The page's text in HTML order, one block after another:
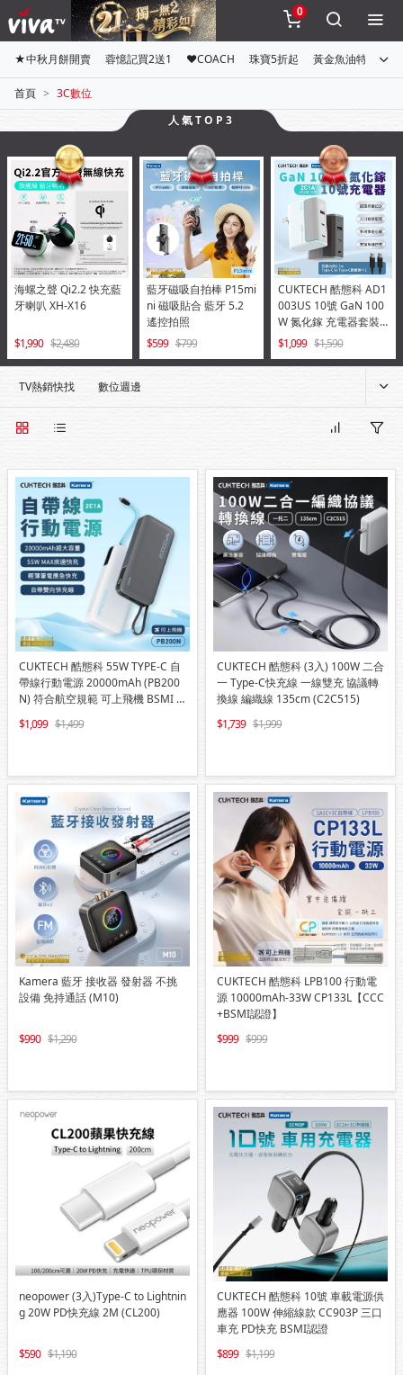
0
★中秋月餅開賣 蓉憶記買2送1 ♥COACH 珠寶5折起 黃金魚油特惠組
首頁
3C數位
人氣TOP3
海螺之聲 Qi2.2 快充藍
牙喇叭 XH-X16
1,990 2,480
藍牙磁吸自拍棒 P15mi
ni 磁吸貼合 藍牙 5.2
遙控拍照
599
799
CUKTECH 酷態科 AD1
003US 10號 GaN 100
W 氮化鎵 充電器套裝 -
銀白
1,099 1,590
TV熱銷快找 數位週邊
CUKTECH 酷態科 55W TYPE-C 自
帶線行動電源 20000mAh (PB200
N) 符合航空規範 可上飛機 BSMI C
1,099 1,499
CUKTECH 酷態科 (3入) 100W 二合
一 Type-C快充線 一線雙充 協議轉
換線 編織線 135cm (C2C515)
1,739
1,999
Kamera 藍牙 接收器 發射器 不挑
設備 免持通話 (M10)
990 1,290
CUKTECH 酷態科 LPB100 行動電
源 10000mAh-33W CP133L【CCC
+BSMI認證】
999
999
neopower (3入)Type-C to Lightnin
g 20W PD快充線 2M (CL200)
590 1,190
CUKTECH 酷態科 10號 車載電源供
應器 100W 伸縮線款 CC903P 三口
車充 PD快充 BSMI認證
899
1,199